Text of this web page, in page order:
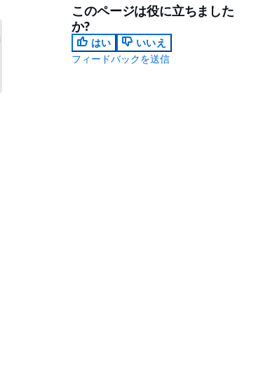
このページは役に立ちました
か?
はい
いいえ
フィードバックを送信